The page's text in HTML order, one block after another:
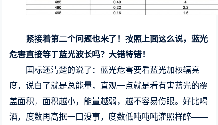
紧接着第二个问题也来了！按照上面这么说，蓝光
危害直接等于蓝光波长吗？大错特错！
国标还清楚的说了：蓝光危害要看蓝光加权辐亮
度，说白了就是总能量，直观一点就是看有害蓝光的覆
盖面积，面积越小，能量越弱，越不容易伤眼。好比喝
酒，度数再高抿一口没事，度数低吨吨吨灌照样醉——